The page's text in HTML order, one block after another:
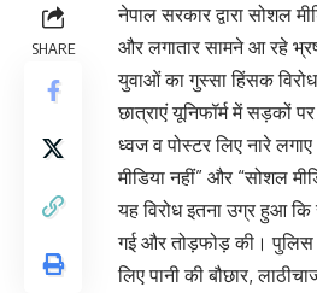
SHARE
नेपाल सरकार द्वारा सोशल
और लगातार सामने आ रहे
युवाओं का गुस्सा हिंसक
छात्राएं यूनिफॉर्म में सड़कों
ध्वज व पोस्टर लिए नारे
मीडिया नहीं” और “सोशल
यह विरोध इतना उग्र हुआ
गई और तोड़फोड़ की। पुलिस
लिए पानी की बौछार,